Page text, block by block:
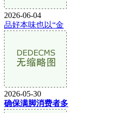
2026-06-04
品好本味也以“金
2026-05-30
确保满脚消费者多